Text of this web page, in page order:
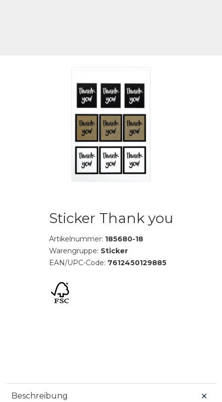
Sticker Thank you
Artikelnummer: 185680-18
Warengruppe: Sticker
EAN/UPC-Code: 7612450129885
Beschreibung